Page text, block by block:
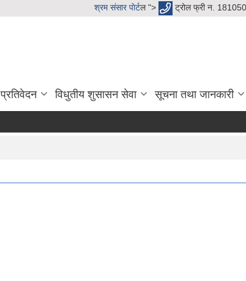
श्रम संसार पाेर्टल "> ट्रोल फ्री न.
प्रतिवेदन विधुतीय शुसासन सेवा सूचना तथा जानकारी